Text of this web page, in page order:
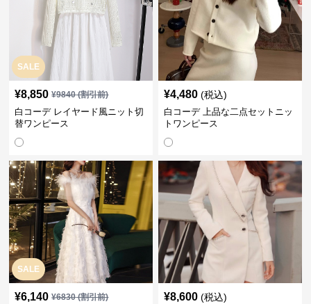
SALE
¥8,850 ¥9840(割引前)
白コーデ レイヤード風ニット切
替ワンピース
¥4,480 (税込)
白コーデ 上品な二点セットニッ
トワンピース
SALE
¥6,140 ¥6830(割引前) ¥8,600 (税込)